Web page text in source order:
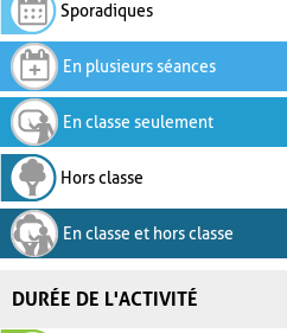
Sporadiques
En plusieurs séances
En classe seulement
Hors classe
En classe et hors classe
DURÉE DE L'ACTIVITÉ